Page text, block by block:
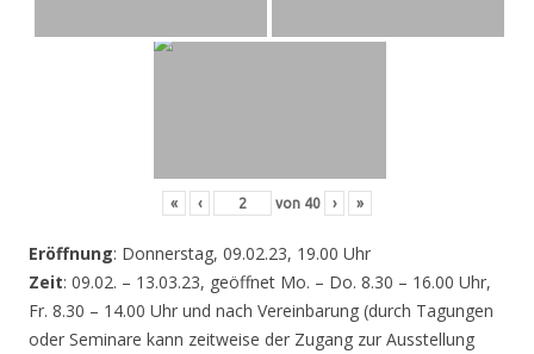
« ‹ von 40 › »
Eröffnung: Donnerstag, 09.02.23, 19.00 Uhr
Zeit: 09.02. – 13.03.23, geöffnet Mo. – Do. 8.30 – 16.00 Uhr,
Fr. 8.30 – 14.00 Uhr und nach Vereinbarung (durch Tagungen
oder Seminare kann zeitweise der Zugang zur Ausstellung